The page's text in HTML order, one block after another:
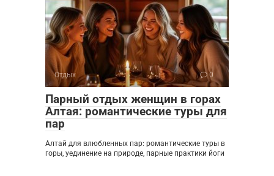
Отдых 0
Парный отдых женщин в горах
Алтая: романтические туры для
пар
Алтай для влюбленных пар: романтические туры в
горы, уединение на природе, парные практики йоги